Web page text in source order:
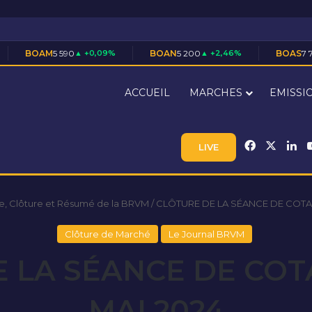
▲ +0,09% BOAN5 200 ▲ +2,46% BOAS7 710 ▲ +1,45%
ACCUEIL MARCHES
LIVE Facebook
Clôture et Résumé de la BRVM / CLÔTURE DE LA SÉANCE DE
Clôture de Marché Le Journal BRVM